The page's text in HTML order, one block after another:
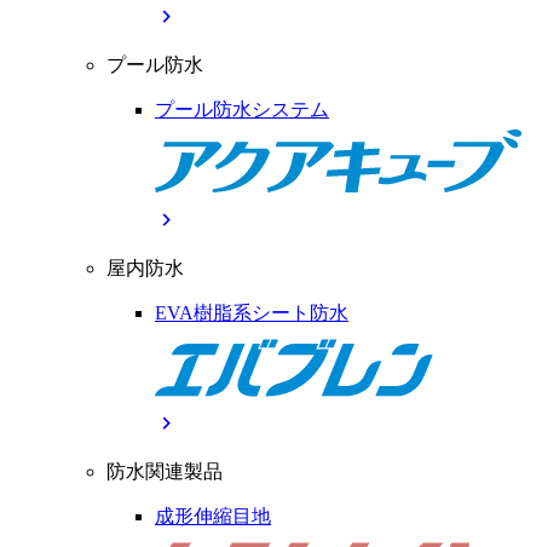
chevron_right
プール防水
プール防水システム
chevron_right
屋内防水
EVA樹脂系シート防水
chevron_right
防水関連製品
成形伸縮目地